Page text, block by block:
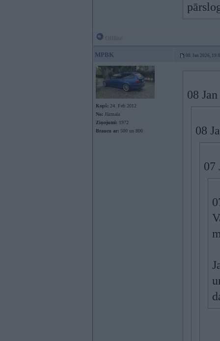
MPBK 08. Jan 2026,
Kopš: 24. Feb 2012
No: Jūrmala
Ziņojumi: 1972
Braucu ar: 500 un 800
08
08
07